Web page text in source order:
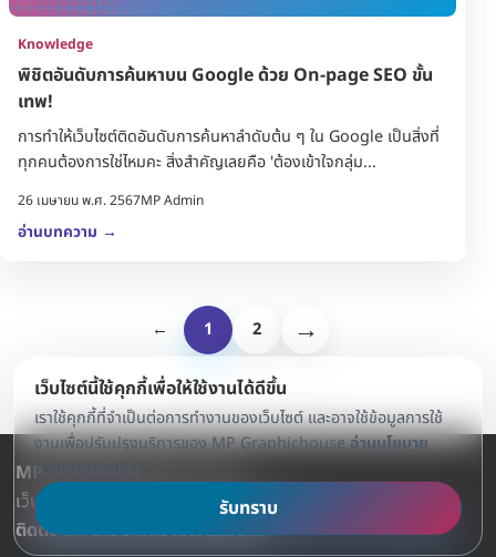
Knowledge
พิชิตอันดับการค้นหาบน Google ด้วย On-page SEO ขั้น
เทพ!
การทำให้เว็บไซต์ติดอันดับการค้นหาลำดับต้น ๆ ใน Google เป็นสิ่งที่
ทุกคนต้องการใช่ไหมคะ สิ่งสำคัญเลยคือ 'ต้องเข้าใจกลุ่ม...
26 เมษายน พ.ศ. 2567MP Admin
อ่านบทความ →
← 1 2 →
MP Graphichouse Co.,Ltd.
เว็บไซต์และระบบหลังบ้านสำหรับธุรกิจไทย
ติดต่อ MPนโยบายความเป็นส่วนตัว
เว็บไซต์นี้ใช้คุกกี้เพื่อให้ใช้งานได้ดีขึ้น
เราใช้คุกกี้ที่จำเป็นต่อการทำงานของเว็บไซต์ และอาจใช้ข้อมูลการใช้
งานเพื่อปรับปรุงบริการของ MP Graphichouseอ่านนโยบาย
ความเป็นส่วนตัว
รับทราบ